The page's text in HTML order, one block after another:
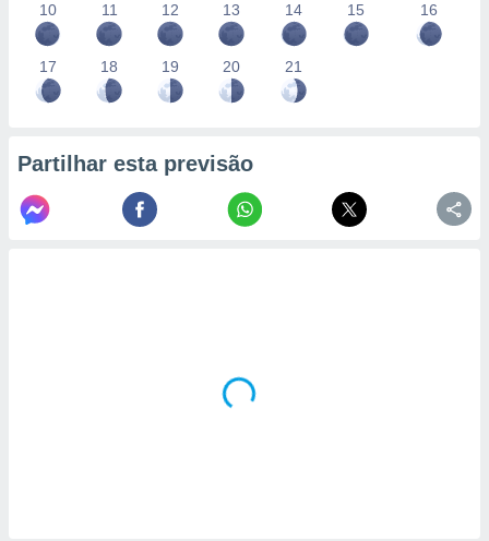
10 11 12 13 14 15 16
17 18 19 20 21
Partilhar esta previsão